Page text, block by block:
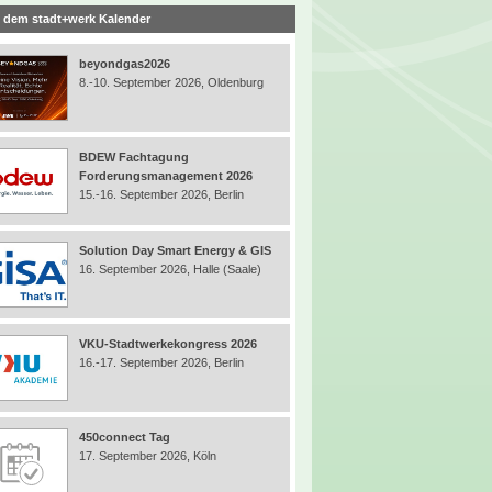
dem stadt+werk Kalender
beyondgas2026
8.-10. September 2026, Oldenburg
BDEW Fachtagung
Forderungsmanagement 2026
15.-16. September 2026, Berlin
Solution Day Smart Energy & GIS
16. September 2026, Halle (Saale)
VKU-Stadtwerkekongress 2026
16.-17. September 2026, Berlin
450connect Tag
17. September 2026, Köln